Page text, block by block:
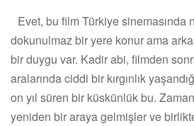
Evet, bu film Türkiye sinemasında
dokunulmaz bir yere konur ama
bir duygu var. Kadir abi, filmden
aralarında ciddi bir kırgınlık
on yıl süren bir küskünlük bu.
yeniden bir araya gelmişler ve